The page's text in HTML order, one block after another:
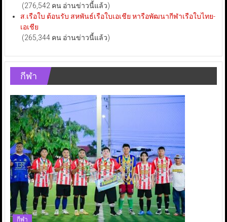
(276,542 คน อ่านข่าวนี้แล้ว)
ส.เรือใบ ต้อนรับ สหพันธ์เรือใบเอเชีย หารือพัฒนากีฬาเรือใบไทย-
เอเชีย
(265,344 คน อ่านข่าวนี้แล้ว)
กีฬา
กีฬา